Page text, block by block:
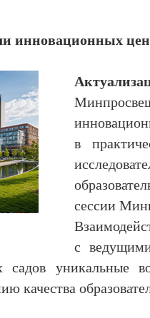
инновационных
в
сессии
с
уникальные
качества